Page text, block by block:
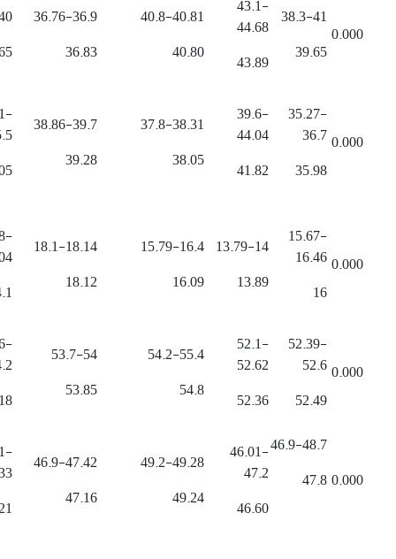
0.000
38.3-41
39.65
43.1-
44.68
43.89
40.8-40.81
40.80
36.76-36.9
36.83
0.000
35.27-
36.7
35.98
39.6-
44.04
41.82
37.8-38.31
38.05
38.86-39.7
39.28
0.000
15.67-
16.46
16
13.79-14
13.89
15.79-16.4
16.09
18.1-18.14
18.12
0.000
52.39-
52.6
52.49
52.1-
52.62
52.36
54.2-55.4
54.8
53.7-54
53.85
0.000
46.9-48.7
47.8
46.01-
47.2
46.60
49.2-49.28
49.24
46.9-47.42
47.16